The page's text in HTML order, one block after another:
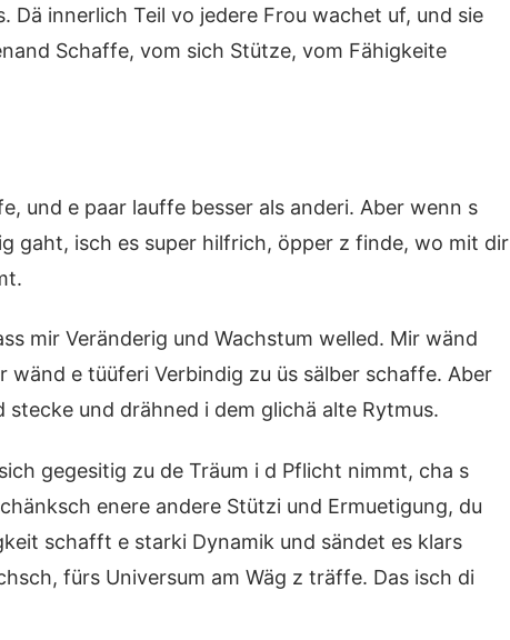
Dä innerlich Teil vo jedere Frou wachet uf, und sie
Schaffe, vom sich Stütze, vom Fähigkeite
und e paar lauffe besser als anderi. Aber wenn s
gaht, isch es super hilfrich, öpper z finde, wo mit dir
mir Veränderig und Wachstum welled. Mir wänd
wänd e tüüferi Verbindig zu üs sälber schaffe. Aber
und drähned i dem glichä alte Rytmus.
gegesitig zu de Träum i d Pflicht nimmt, cha s
enere andere Stützi und Ermuetigung, du
schafft e starki Dynamik und sändet es klars
fürs Universum am Wäg z träffe. Das isch di